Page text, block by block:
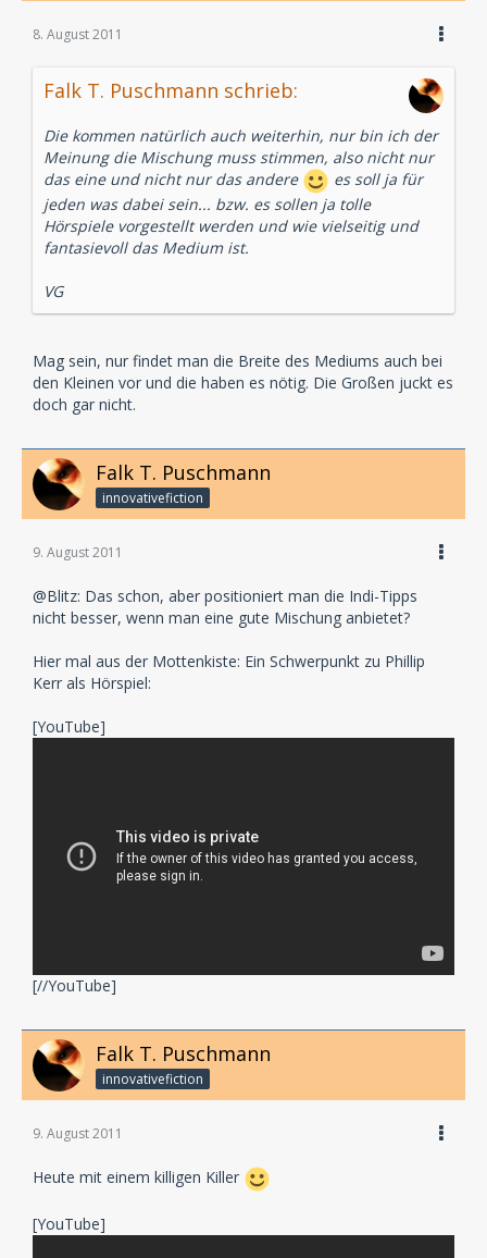
8. August 2011
Falk T. Puschmann schrieb:
Die kommen natürlich auch weiterhin, nur bin ich der
Meinung die Mischung muss stimmen, also nicht nur
das eine und nicht nur das andere
es soll ja für
jeden was dabei sein... bzw. es sollen ja tolle
Hörspiele vorgestellt werden und wie vielseitig und
fantasievoll das Medium ist.
VG
Mag sein, nur findet man die Breite des Mediums auch bei
den Kleinen vor und die haben es nötig. Die Großen juckt es
doch gar nicht.
Falk T. Puschmann
innovativefiction
9. August 2011
@Blitz: Das schon, aber positioniert man die Indi-Tipps
nicht besser, wenn man eine gute Mischung anbietet?
Hier mal aus der Mottenkiste: Ein Schwerpunkt zu Phillip
Kerr als Hörspiel:
[YouTube]
[//YouTube]
Falk T. Puschmann
innovativefiction
9. August 2011
Heute mit einem killigen Killer
[YouTube]